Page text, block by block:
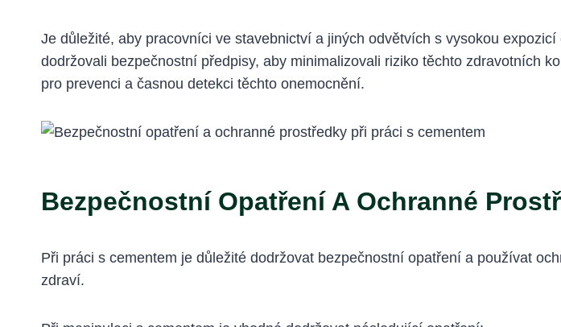
Je důležité, aby pracovníci ve stavebnictví a jiných odvětvích s vysokou
dodržovali bezpečnostní předpisy, aby minimalizovali riziko těchto zdravotních
pro prevenci a časnou detekci těchto onemocnění.
Bezpečnostní Opatření A Ochranné
Při práci s cementem je důležité dodržovat bezpečnostní opatření a používat
zdraví.